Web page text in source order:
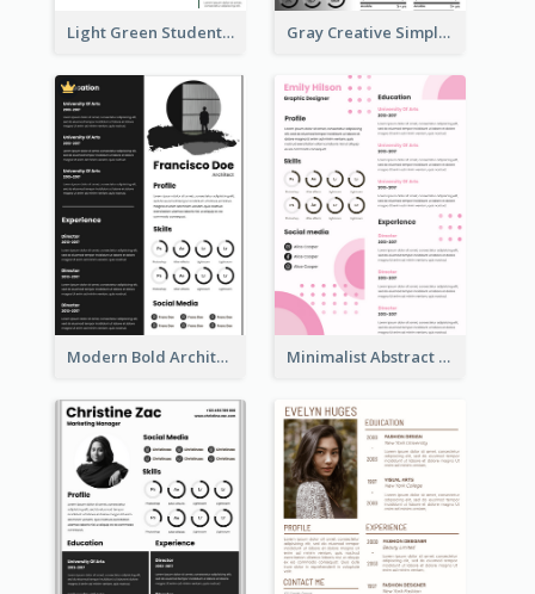
Light Green Student Resume Gray Creative Simple Resume
Modern Bold Architect Resume Minimalist Abstract Pink Resume